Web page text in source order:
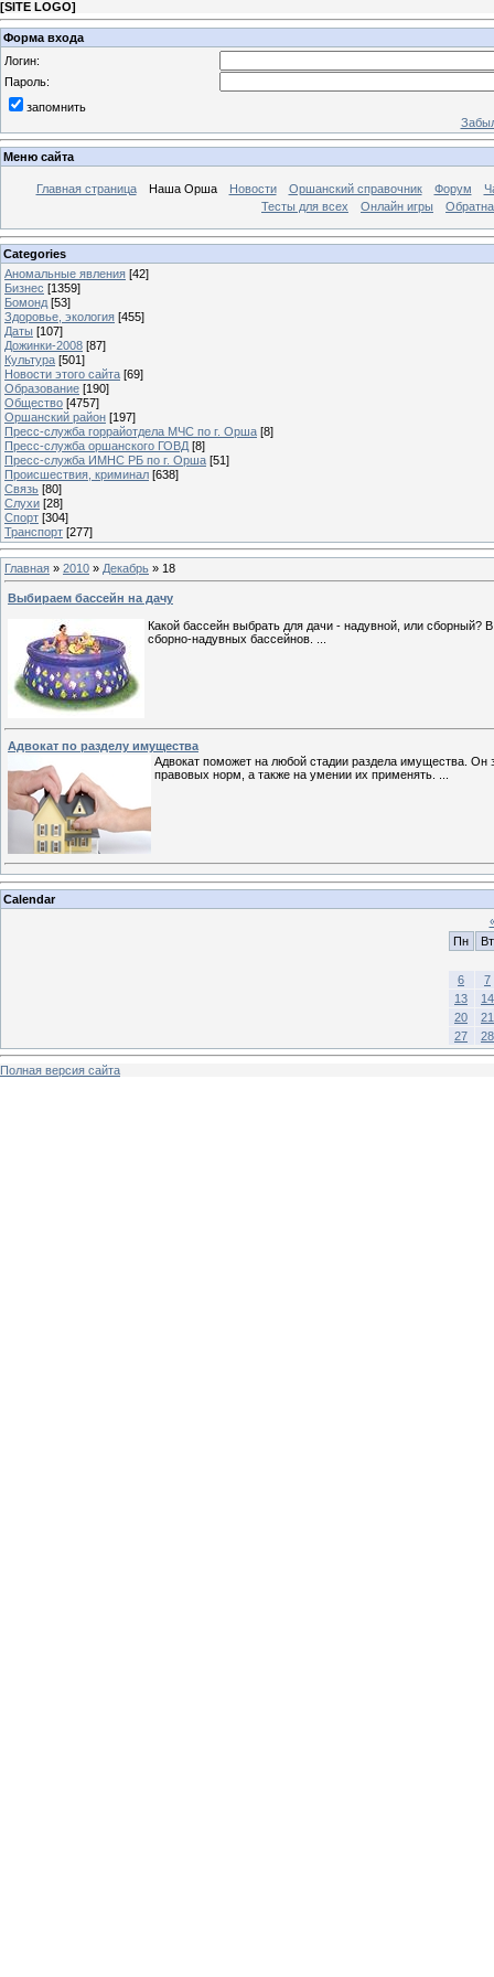
[SITE LOGO]
Форма входа
Логин:
Пароль:
запомнить
Меню сайта
Главная страница Наша Орша Новости Оршанский справочник Форум
Тесты для всех
Онлайн игры
Categories
Аномальные явления [42]
Бизнес [1359]
Бомонд [53]
Здоровье, экология [455]
Даты [107]
Дожинки-2008 [87]
Культура [501]
Новости этого сайта [69]
Образование [190]
Общество [4757]
Оршанский район [197]
Пресс-служба горрайотдела МЧС по г. Орша [8]
Пресс-служба оршанского ГОВД [8]
Пресс-служба ИМНС РБ по г. Орша [51]
Проиcшествия, криминал [638]
Связь [80]
Слухи [28]
Спорт [304]
Транспорт [277]
Главная » 2010 » Декабрь » 18
Выбираем бассейн на дачу
Какой бассейн выбрать для дачи - надувной, или сборный?
сборно-надувных бассейнов.
Адвокат по разделу имущества
Адвокат поможет на любой стадии раздела имущества. Он
правовых норм, а также на умении их применять.
Calendar
Пн
Вт
6
7
13
14
20
21
27
28
Полная версия сайта